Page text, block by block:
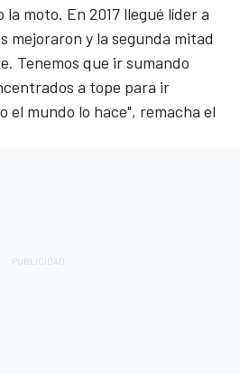
moto. En 2017 llegué líder a
mejoraron y la segunda mitad
Tenemos que ir sumando
a tope para ir
el mundo lo hace", remacha el